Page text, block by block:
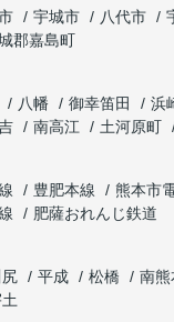
宇城市 八代市
城郡嘉島町
八幡 御幸笛田
浜
南高江 土河原町
豊肥本線
熊本市
肥薩おれんじ鉄道
尻 平成 松橋 南熊